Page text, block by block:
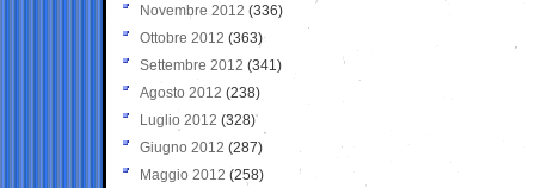
Novembre 2012 (336)
Ottobre 2012 (363)
Settembre 2012 (341)
Agosto 2012 (238)
Luglio 2012 (328)
Giugno 2012 (287)
Maggio 2012 (258)